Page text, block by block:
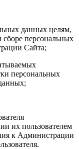
данных целям,
персональных
Сайта;
персональных
их пользователем
к Администрации